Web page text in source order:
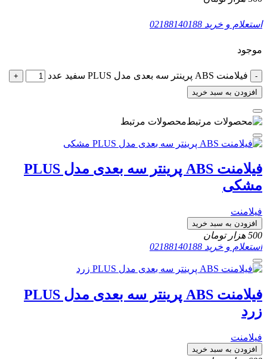
استعلام و خرید 02188140188
موجود
- فیلامنت ABS پرینتر سه بعدی مدل PLUS سفید عدد
+
افزودن به سبد خرید
محصولات مرتبط
فیلامنت ABS پرینتر سه بعدی مدل PLUS
مشکی
فیلامنت
افزودن به سبد خرید
500 هزار تومان
استعلام و خرید 02188140188
فیلامنت ABS پرینتر سه بعدی مدل PLUS
زرد
فیلامنت
افزودن به سبد خرید